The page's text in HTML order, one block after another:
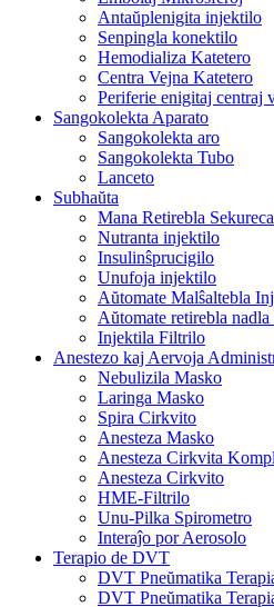
Antaŭplenigita injektilo
Senpingla konektilo
Hemodializa Katetero
Centra Vejna Katetero
Periferie enigitaj centraj
Sangokolekta Aparato
Sangokolekta aro
Sangokolekta Tubo
Lanceto
Subhaŭta
Mana Retirebla
Nutranta injektilo
Insulinŝprucigilo
Unufoja injektilo
Aŭtomate Malŝaltebla
Aŭtomate retirebla
Injektila Filtrilo
Anestezo kaj Aervoja
Nebulizila Masko
Laringa Masko
Spira Cirkvito
Anesteza Masko
Anesteza Cirkvita
Anesteza Cirkvito
HME-Filtrilo
Unu-Pilka Spirometro
Interaĵo por Aerosolo
Terapio de DVT
DVT Pneŭmatika
DVT Pneŭmatika